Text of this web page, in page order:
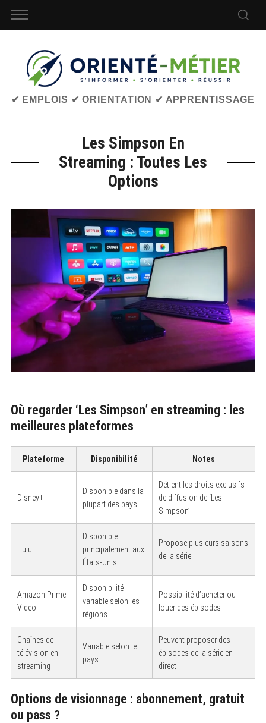
✔ EMPLOIS ✔ ORIENTATION ✔ APPRENTISSAGE
Les Simpson En
Streaming : Toutes Les
Options
Où regarder ‘Les Simpson’ en streaming : les
meilleures plateformes
Plateforme Disponibilité Notes
Disney+
Disponible dans la
plupart des pays
Détient les droits exclusifs
de diffusion de ‘Les
Simpson’
Hulu
Disponible
principalement aux
États-Unis
Propose plusieurs saisons
de la série
Amazon Prime
Video
Disponibilité
variable selon les
régions
Possibilité d’acheter ou
louer des épisodes
Chaînes de
télévision en
streaming
Variable selon le
pays
Peuvent proposer des
épisodes de la série en
direct
Options de visionnage : abonnement, gratuit
ou pass ?